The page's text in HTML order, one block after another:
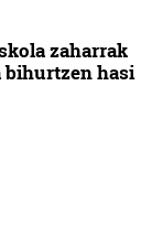
zaharrak
bihurtzen hasi